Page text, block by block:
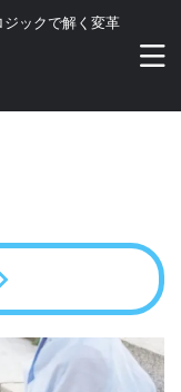
ックで解く変革